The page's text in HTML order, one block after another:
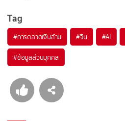
Tag
#การตลาดเงินล้าน #จีน #AI
#ข้อมูลส่วนบุคคล